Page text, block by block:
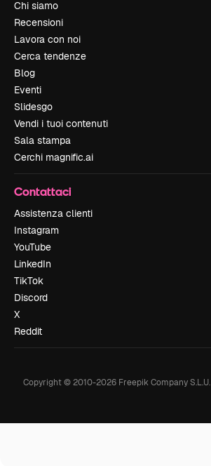
Chi siamo
Recensioni
Lavora con noi
Cerca tendenze
Blog
Eventi
Slidesgo
Vendi i tuoi contenuti
Sala stampa
Cerchi magnific.ai
Contattaci
Assistenza clienti
Instagram
YouTube
LinkedIn
TikTok
Discord
X
Reddit
Copyright © 2010-2026Freepik Company S.L.U.